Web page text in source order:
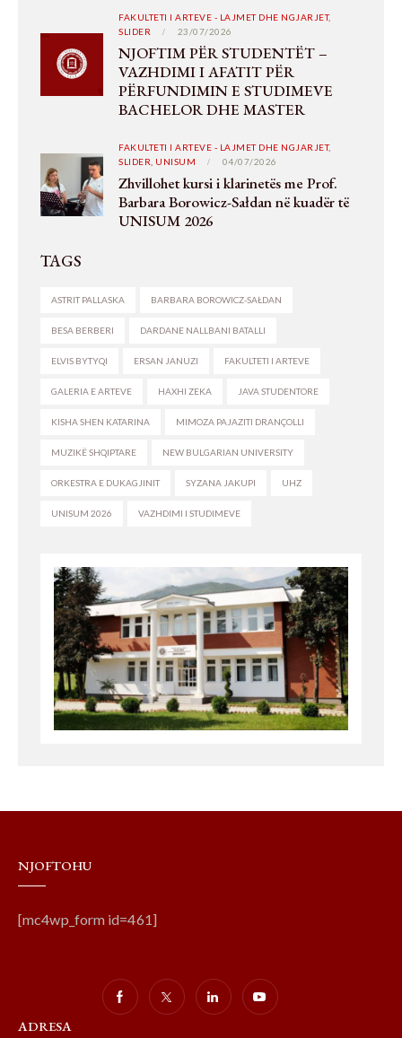
FAKULTETI I ARTEVE - LAJMET DHE NGJARJET,
SLIDER
23/07/2026
NJOFTIM PËR STUDENTËT –
VAZHDIMI I AFATIT PËR
PËRFUNDIMIN E STUDIMEVE
BACHELOR DHE MASTER
FAKULTETI I ARTEVE - LAJMET DHE NGJARJET,
SLIDER, UNISUM 04/07/2026
Zhvillohet kursi i klarinetës me Prof.
Barbara Borowicz-Sałdan në kuadër të
UNISUM 2026
TAGS
ASTRIT PALLASKA BARBARA BOROWICZ-SAŁDAN
BESA BERBERI DARDANE NALLBANI BATALLI
ELVIS BYTYQI ERSAN JANUZI FAKULTETI I ARTEVE
GALERIA E ARTEVE HAXHI ZEKA JAVA STUDENTORE
KISHA SHEN KATARINA MIMOZA PAJAZITI DRANÇOLLI
MUZIKË SHQIPTARE NEW BULGARIAN UNIVERSITY
ORKESTRA E DUKAGJINIT SYZANA JAKUPI UHZ
UNISUM 2026 VAZHDIMI I STUDIMEVE
NJOFTOHU
[mc4wp_form id=461]
ADRESA